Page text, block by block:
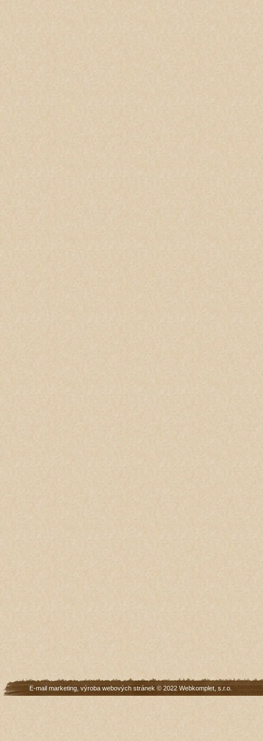
E-mail marketing výroba webových stránek © 2022 Webkomplet, s.r.o.